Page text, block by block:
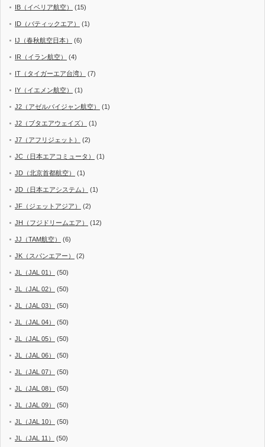
IB（イベリア航空） (15)
ID（バティックエア） (1)
IJ（春秋航空日本） (6)
IR（イラン航空） (4)
IT（タイガーエア台湾） (7)
IY（イエメン航空） (1)
J2（アゼルバイジャン航空） (1)
J2（ブタエアウェイズ） (1)
J7（アフリジェット） (2)
JC（日本エアコミュータ） (1)
JD（北京首都航空） (1)
JD（日本エアシステム） (1)
JF（ジェットアジア） (2)
JH（フジドリームエア） (12)
JJ（TAM航空） (6)
JK（スパンエアー） (2)
JL（JAL 01） (50)
JL（JAL 02） (50)
JL（JAL 03） (50)
JL（JAL 04） (50)
JL（JAL 05） (50)
JL（JAL 06） (50)
JL（JAL 07） (50)
JL（JAL 08） (50)
JL（JAL 09） (50)
JL（JAL 10） (50)
JL（JAL 11） (50)